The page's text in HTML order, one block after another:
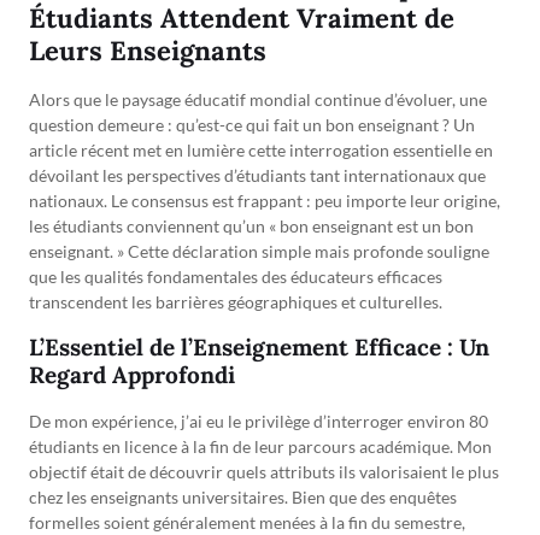
Étudiants Attendent Vraiment de
Leurs Enseignants
Alors que le paysage éducatif mondial continue d’évoluer, une
question demeure : qu’est-ce qui fait un bon enseignant ? Un
article récent met en lumière cette interrogation essentielle en
dévoilant les perspectives d’étudiants tant internationaux que
nationaux. Le consensus est frappant : peu importe leur origine,
les étudiants conviennent qu’un « bon enseignant est un bon
enseignant. » Cette déclaration simple mais profonde souligne
que les qualités fondamentales des éducateurs efficaces
transcendent les barrières géographiques et culturelles.
L’Essentiel de l’Enseignement Efficace : Un
Regard Approfondi
De mon expérience, j’ai eu le privilège d’interroger environ 80
étudiants en licence à la fin de leur parcours académique. Mon
objectif était de découvrir quels attributs ils valorisaient le plus
chez les enseignants universitaires. Bien que des enquêtes
formelles soient généralement menées à la fin du semestre,